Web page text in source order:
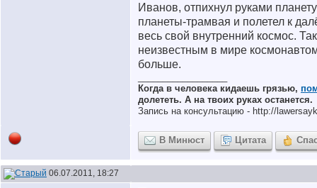
Иванов, отпихнул руками
планеты-трамвая и полетел к
весь свой внутренний космос.
неизвестным в мире
больше.
Когда в человека кидаешь грязью,
долететь. А на твоих руках останется.
Запись на консультацию - http://
В Минюст Цитата
06.07.2011, 18:27